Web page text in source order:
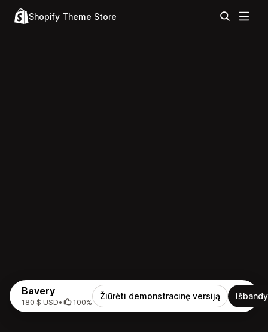
Shopify Theme Store
Bavery
180 $ USD• 100%
Žiūrėti demonstracinę versiją